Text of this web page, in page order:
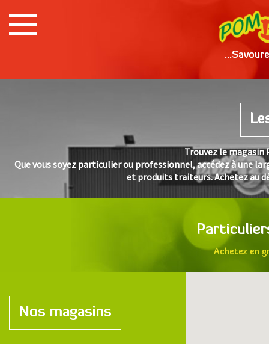
Trouvez le magasin
Que vous soyez particulier ou professionnel, accédez à une
et produits traiteurs. Achetez au
Achetez en
Nos magasins